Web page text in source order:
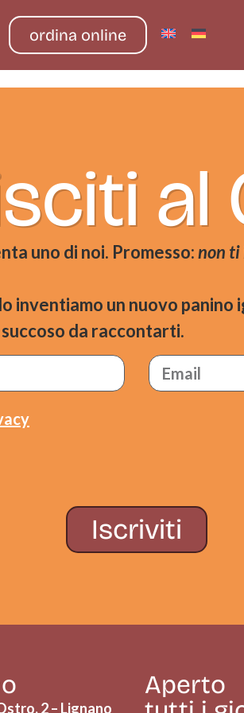
ordina online
al
uno di noi. Promesso:non ti
inventiamo un nuovo panino
da raccontarti.
Iscriviti
2 – Lignano
Aperto